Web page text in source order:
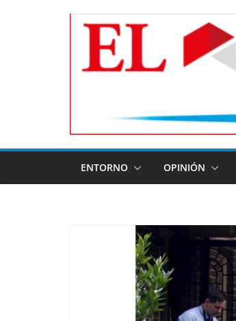
ENTORNO OPINIÓN